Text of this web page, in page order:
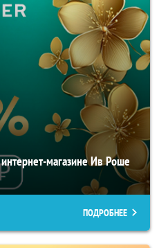
магазине Ив Роше
ПОДРОБНЕЕ